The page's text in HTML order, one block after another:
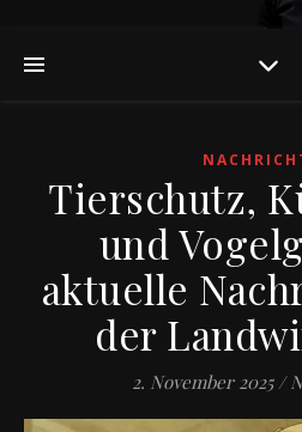
Tierschutz,
und
aktuelle
der
2. November 2025 /